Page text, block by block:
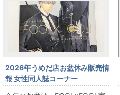
2026年うめだ店お盆休み販売情
報 女性同人誌コーナー
FOOL×FOOL実行委員会 (コレ